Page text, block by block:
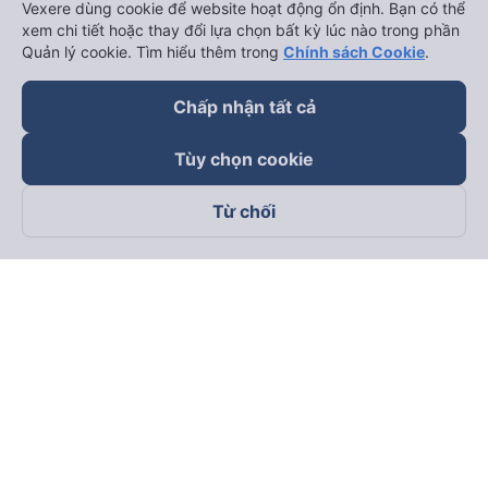
Theo dõi chúng tôi trên
Vexere dùng cookie để website hoạt động ổn định. Bạn có thể
xem chi tiết hoặc thay đổi lựa chọn bất kỳ lúc nào trong phần
Quản lý cookie. Tìm hiểu thêm trong Chính sách Cookie.
Chấp nhận tất cả
Tùy chọn cookie
Từ chối